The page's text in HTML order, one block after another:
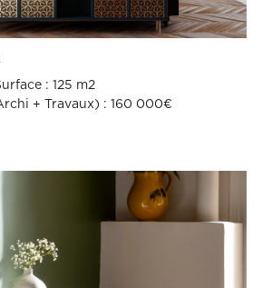
: 125 m2
+ Travaux) : 160 000€